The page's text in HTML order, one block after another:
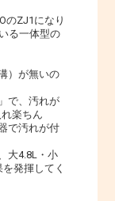
のZJ1になり
る一体型の
）が無いの
で、汚れが
楽ちん
で汚れが付
大4.8L・小
発揮してく